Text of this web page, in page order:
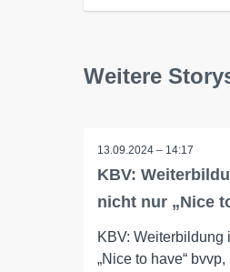
Weitere
13.09.2024 – 14:17
KBV:
nicht nur „Nice
KBV: Weiterbildung
„Nice to have“